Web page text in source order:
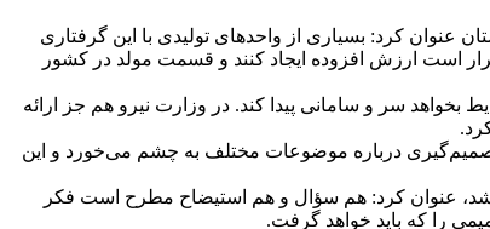
کرد: بسیاری از واحدهای تولیدی با این گرفتاری
است ارزش افزوده ایجاد کنند و قسمت مولد در کشور
بخواهد سر و سامانی پیدا کند. در وزارت نیرو هم جز ارائه
تصمیم‌گیری درباره موضوعات مختلف به چشم می‌خورد و این
شد، عنوان کرد: هم سؤال و هم استیضاح مطرح است فکر
را که باید خواهد گرفت.